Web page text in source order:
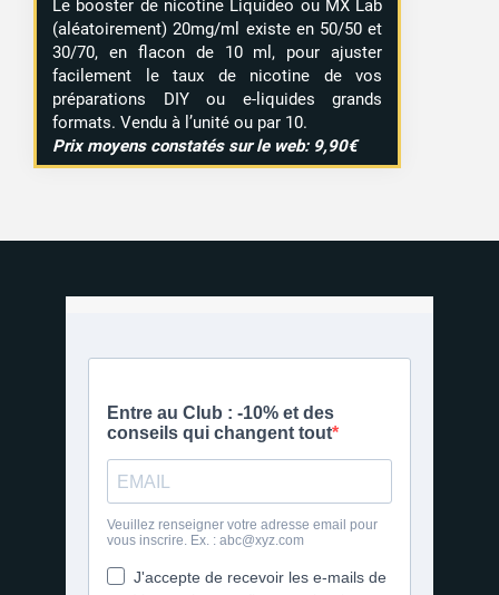
Le booster de nicotine Liquideo ou MX Lab
(aléatoirement) 20mg/ml existe en 50/50 et
30/70, en flacon de 10 ml, pour ajuster
facilement le taux de nicotine de vos
préparations DIY ou e-liquides grands
formats. Vendu à l’unité ou par 10.
Prix moyens constatés sur le web: 9,90€